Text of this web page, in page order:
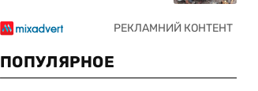
ПОПУЛЯРНОЕ